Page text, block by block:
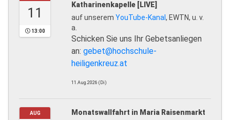
11
13:00
Katharinenkapelle [LIVE]
auf unserem YouTube-Kanal, EWTN, u. v.
a.
Schicken Sie uns Ihr Gebetsanliegen
an: gebet@hochschule-
heiligenkreuz.at
11.Aug.2026 (Di)
AUG
Monatswallfahrt in Maria Raisenmarkt